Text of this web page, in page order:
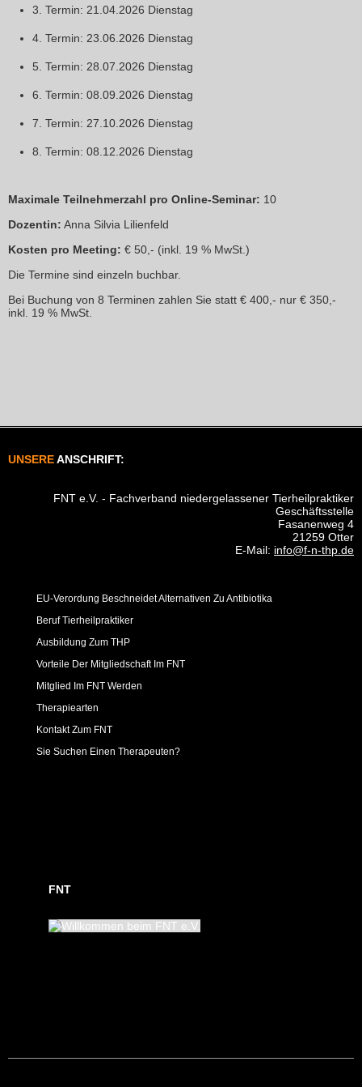
3. Termin: 21.04.2026 Dienstag
4. Termin: 23.06.2026 Dienstag
5. Termin: 28.07.2026 Dienstag
6. Termin: 08.09.2026 Dienstag
7. Termin: 27.10.2026 Dienstag
8. Termin: 08.12.2026 Dienstag
Maximale Teilnehmerzahl pro Online-Seminar: 10
Dozentin: Anna Silvia Lilienfeld
Kosten pro Meeting: € 50,- (inkl. 19 % MwSt.)
Die Termine sind einzeln buchbar.
Bei Buchung von 8 Terminen zahlen Sie statt € 400,- nur € 350,-
inkl. 19 % MwSt.
UNSEREANSCHRIFT:
FNT e.V. - Fachverband niedergelassener Tierheilpraktiker
Geschäftsstelle
Fasanenweg 4
21259 Otter
E-Mail: info@f-n-thp.de
EU-Verordung Beschneidet Alternativen Zu Antibiotika
Beruf Tierheilpraktiker
Ausbildung Zum THP
Vorteile Der Mitgliedschaft Im FNT
Mitglied Im FNT Werden
Therapiearten
Kontakt Zum FNT
Sie Suchen Einen Therapeuten?
FNT